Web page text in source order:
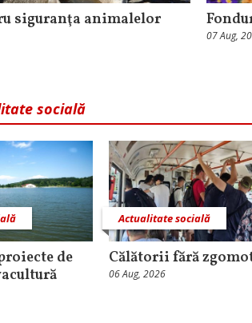
siguranţa animalelor
07 Aug,
socială
de
Actualitate socială
Călătorii fără
06 Aug, 2026